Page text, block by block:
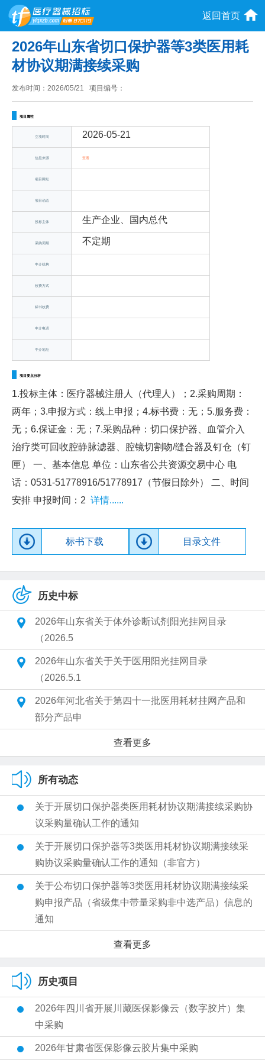
返回首页
2026年山东省切口保护器等3类医用耗
材协议期满接续采购
发布时间： 2026/05/21 项目编号：
项目属性
立项时间 2026-05-21
信息来源 查看
项目网址
项目动态
投标主体 生产企业、国内总代
采购周期 不定期
中介机构
收费方式
标书收费
中介电话
中介地址
项目要点分析
1.投标主体：医疗器械注册人（代理人）；2.采购周期：
两年；3.申报方式：线上申报；4.标书费：无；5.服务费：
无；6.保证金：无；7.采购品种：切口保护器、血管介入
治疗类可回收腔静脉滤器、腔镜切割吻/缝合器及钉仓（钉
匣） 一、基本信息 单位：山东省公共资源交易中心 电
话：0531-51778916/51778917（节假日除外） 二、时间
安排 申报时间：2 详情......
标书下载 目录文件
历史中标
2026年山东省关于体外诊断试剂阳光挂网目录
（2026.5
2026年山东省关于关于医用阳光挂网目录
（2026.5.1
2026年河北省关于第四十一批医用耗材挂网产品和
部分产品申
查看更多
所有动态
关于开展切口保护器类医用耗材协议期满接续采购协
议采购量确认工作的通知
关于开展切口保护器等3类医用耗材协议期满接续采
购协议采购量确认工作的通知（非官方）
关于公布切口保护器等3类医用耗材协议期满接续采
购申报产品（省级集中带量采购非中选产品）信息的
通知
查看更多
历史项目
2026年四川省开展川藏医保影像云（数字胶片）集
中采购
2026年甘肃省医保影像云胶片集中采购